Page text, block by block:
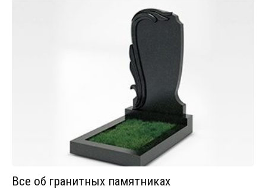
Все об гранитных памятниках